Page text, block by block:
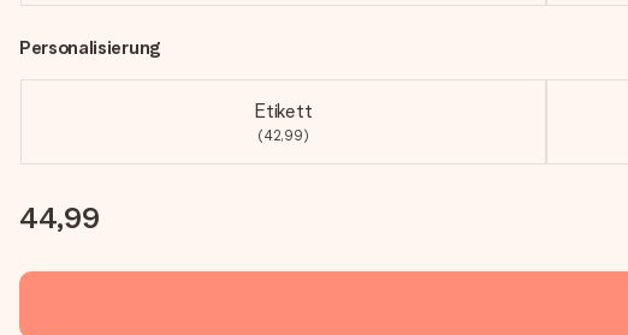
Personalisierung
Etikett
(42,99)
44,99